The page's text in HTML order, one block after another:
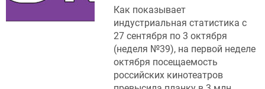
Как показывает
индустриальная статистика с
27 сентября по 3 октября
(неделя №39), на первой неделе
октября посещаемость
российских кинотеатров